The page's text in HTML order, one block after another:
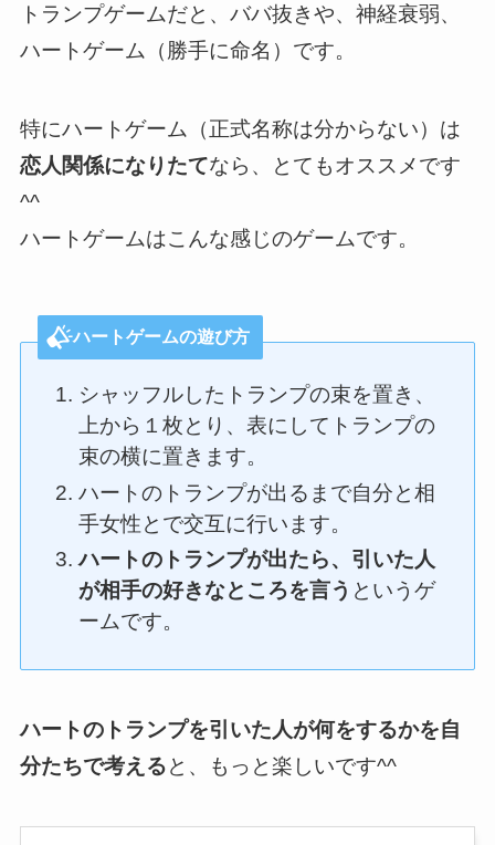
トランプゲームだと、ババ抜きや、神経衰弱、
ハートゲーム（勝手に命名）です。
特にハートゲーム（正式名称は分からない）は
恋人関係になりたてなら、とてもオススメです
^^
ハートゲームはこんな感じのゲームです。
ハートゲームの遊び方
シャッフルしたトランプの束を置き、
上から１枚とり、表にしてトランプの
束の横に置きます。
ハートのトランプが出るまで自分と相
手女性とで交互に行います。
ハートのトランプが出たら、引いた人
が相手の好きなところを言う というゲ
ームです。
ハートのトランプを引いた人が何をするかを自
分たちで考えると、もっと楽しいです^^